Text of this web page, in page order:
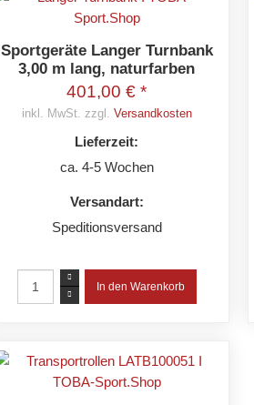
Sportgeräte Langer Turnbank
3,00 m lang, naturfarben
401,00 € *
inkl. MwSt. zzgl. Versandkosten
Lieferzeit:
ca. 4-5 Wochen
Versandart:
Speditionsversand